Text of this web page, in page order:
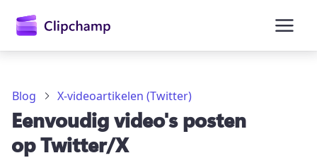
Blog X-videoartikelen (Twitter)
Eenvoudig video's posten
op Twitter/X